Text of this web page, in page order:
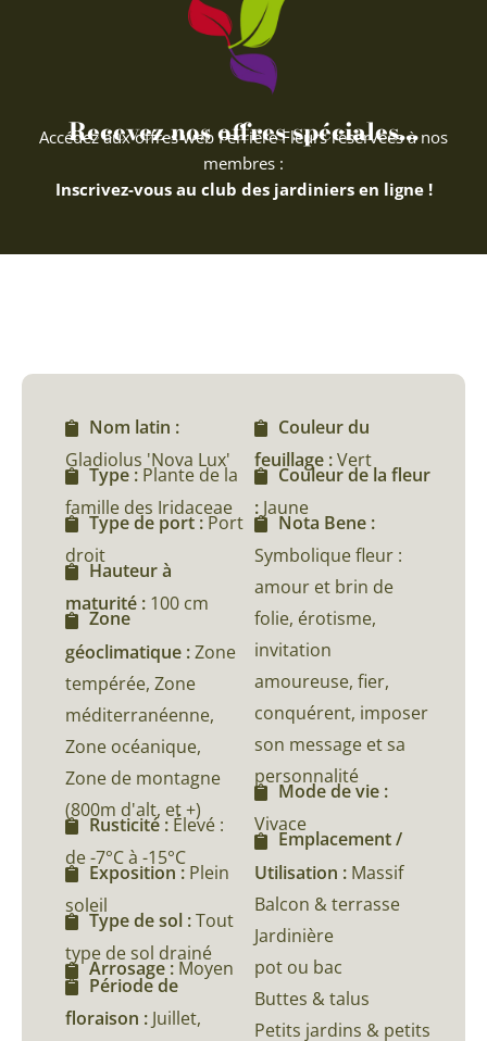
Recevez nos offres spéciales...
Accédez aux offres web Ferriere Fleurs réservées à nos
membres :
Inscrivez-vous au club des jardiniers en ligne !
Nom latin :
Gladiolus 'Nova Lux'
Type : Plante de la
famille des Iridaceae
Type de port : Port
droit
Hauteur à
maturité : 100 cm
Zone
géoclimatique :Zone
tempérée, Zone
méditerranéenne,
Zone océanique,
Zone de montagne
(800m d'alt, et +)
Rusticité : Élevé :
de -7°C à -15°C
Exposition : Plein
soleil
Type de sol :Tout
type de sol drainé
Arrosage : Moyen
Période de
floraison : Juillet,
Couleur du
feuillage :Vert
Couleur de la fleur
: Jaune
Nota Bene :
Symbolique fleur :
amour et brin de
folie, érotisme,
invitation
amoureuse, fier,
conquérent, imposer
son message et sa
personnalité
Mode de vie :
Vivace
Emplacement /
Utilisation : Massif
Balcon & terrasse
Jardinière
pot ou bac
Buttes & talus
Petits jardins & petits